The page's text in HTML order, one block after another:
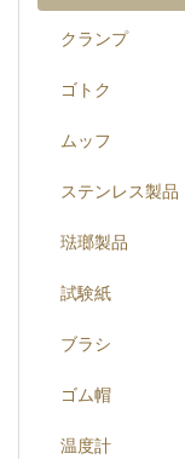
クランプ
ゴトク
ムッフ
ステンレス製品
琺瑯製品
試験紙
ブラシ
ゴム帽
温度計